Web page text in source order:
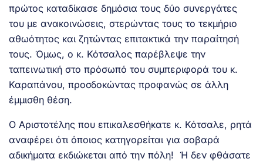
πρώτος καταδίκασε δημόσια τους δύο συνεργάτες
του με ανακοινώσεις, στερώντας τους το τεκμήριο
αθωότητος και ζητώντας επιτακτικά την παραίτησή
τους. Όμως, ο κ. Κότσαλος παρέβλεψε την
ταπεινωτική στο πρόσωπό του συμπεριφορά του κ.
Καραπάνου, προσδοκώντας προφανώς σε άλλη
έμμισθη θέση.
Ο Αριστοτέλης που επικαλεσθήκατε κ. Κότσαλε, ρητά
αναφέρει ότι όποιος κατηγορείται για σοβαρά
αδικήματα εκδιώκεται από την πόλη! Ή δεν φθάσατε